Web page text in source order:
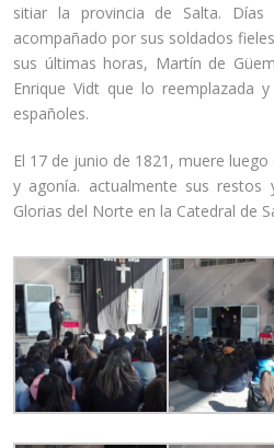
sitiar la provincia de Salta. Días
acompañado por sus soldados
sus últimas horas, Martín de
Enrique Vidt que lo reemplazada
españoles.
El 17 de junio de 1821, muere
y agonía. actualmente sus restos
Glorias del Norte en la Catedral de